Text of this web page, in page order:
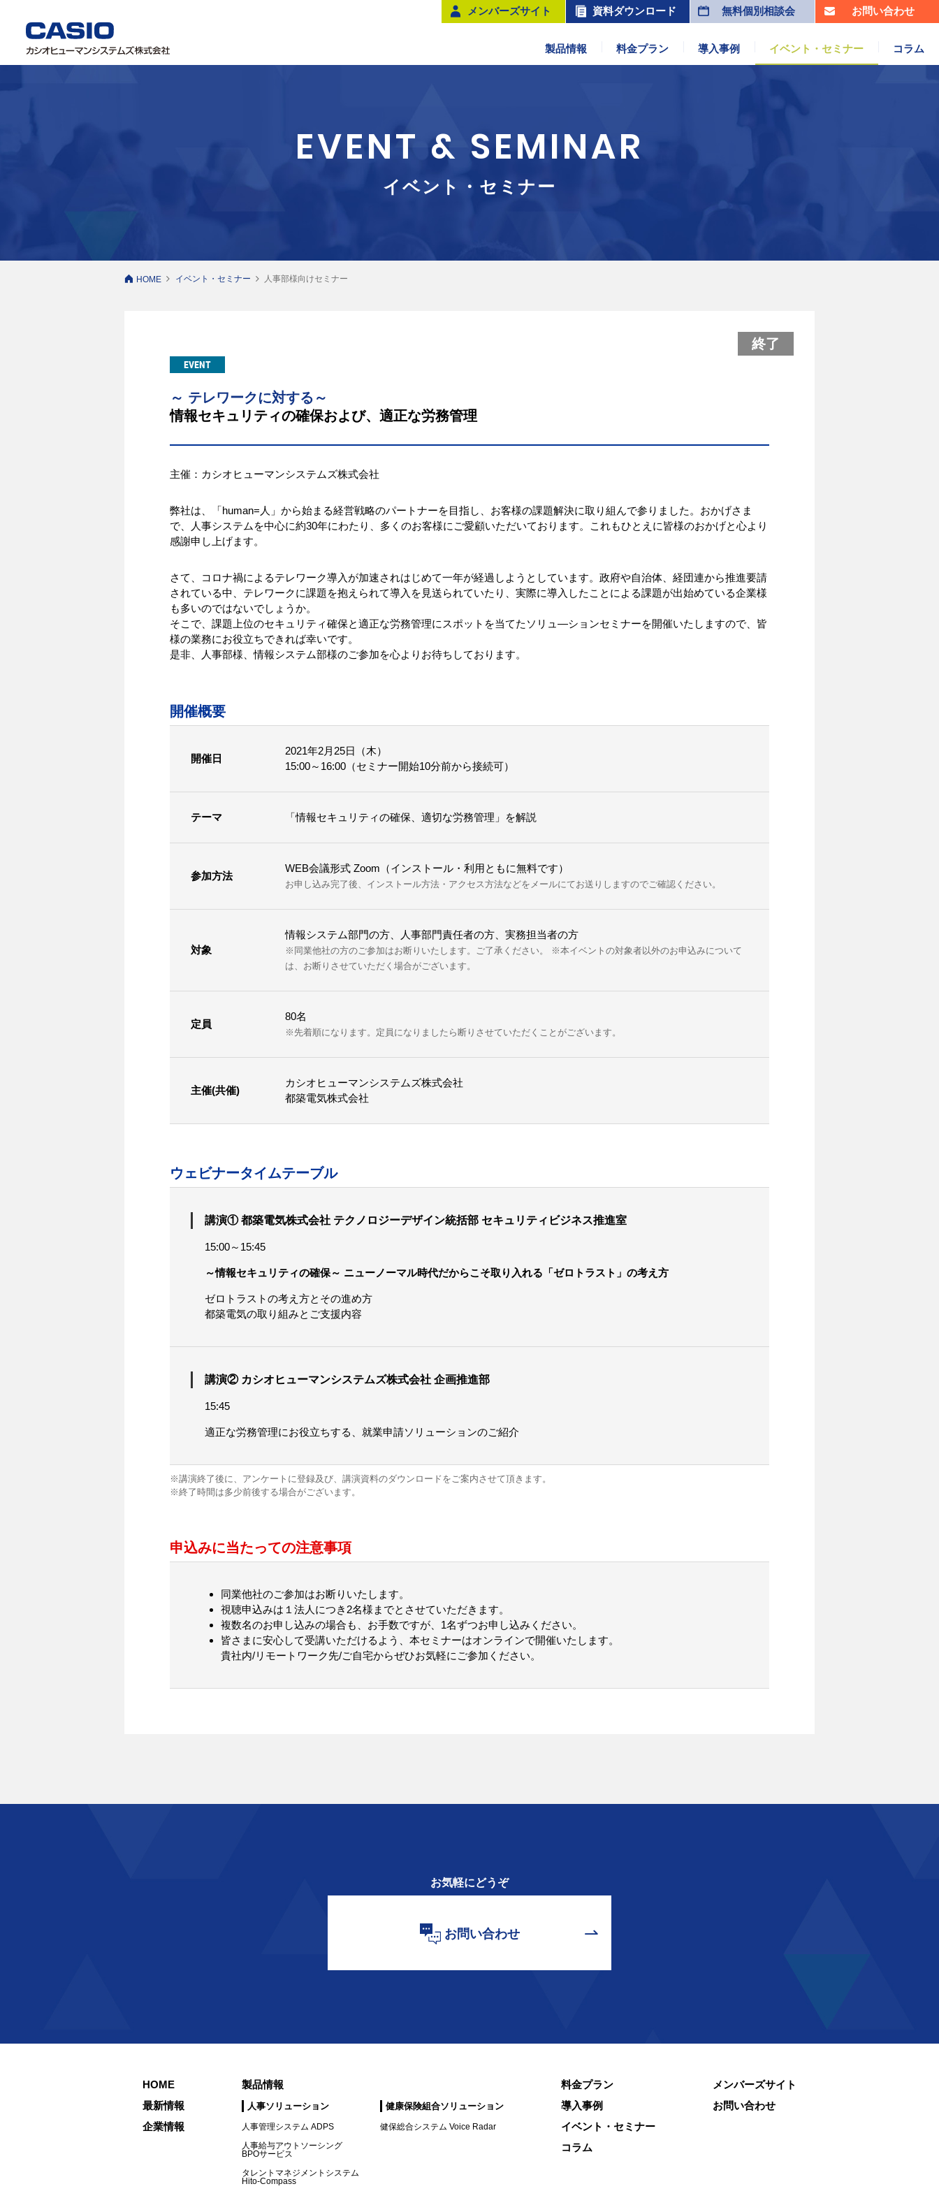
メンバーズサイト 資料ダウンロード 無料個別相談会 お問い合わせ
製品情報 料金プラン 導入事例 イベント・セミナー コラム
EVENT & SEMINAR
イベント・セミナー
HOME イベント・セミナー 人事部様向けセミナー
終了
EVENT
～ テレワークに対する～
情報セキュリティの確保および、適正な労務管理
主催：カシオヒューマンシステムズ株式会社
弊社は、「human=人」から始まる経営戦略のパートナーを目指し、お客様の課題解決に取り組んで参りました。おかげさま
で、人事システムを中心に約30年にわたり、多くのお客様にご愛顧いただいております。これもひとえに皆様のおかげと心より
感謝申し上げます。
さて、コロナ禍によるテレワーク導入が加速されはじめて一年が経過しようとしています。政府や自治体、経団連から推進要請
されている中、テレワークに課題を抱えられて導入を見送られていたり、実際に導入したことによる課題が出始めている企業様
も多いのではないでしょうか。
そこで、課題上位のセキュリティ確保と適正な労務管理にスポットを当てたソリュ―ションセミナーを開催いたしますので、皆
様の業務にお役立ちできれば幸いです。
是非、人事部様、情報システム部様のご参加を心よりお待ちしております。
開催概要
開催日
2021年2月25日（木）
15:00～16:00（セミナー開始10分前から接続可）
テーマ 「情報セキュリティの確保、適切な労務管理」を解説
参加方法
WEB会議形式 Zoom（インストール・利用ともに無料です）
お申し込み完了後、インストール方法・アクセス方法などをメールにてお送りしますのでご確認ください。
対象
情報システム部門の方、人事部門責任者の方、実務担当者の方
※同業他社の方のご参加はお断りいたします。ご了承ください。
※本イベントの対象者以外のお申込みについて
は、お断りさせていただく場合がございます。
定員
80名
※先着順になります。定員になりましたら断りさせていただくことがございます。
主催(共催)
カシオヒューマンシステムズ株式会社
都築電気株式会社
ウェビナータイムテーブル
講演① 都築電気株式会社 テクノロジーデザイン統括部 セキュリティビジネス推進室
15:00～15:45
～情報セキュリティの確保～ ニューノーマル時代だからこそ取り入れる「ゼロトラスト」の考え方
ゼロトラストの考え方とその進め方
都築電気の取り組みとご支援内容
講演② カシオヒューマンシステムズ株式会社 企画推進部
15:45
適正な労務管理にお役立ちする、就業申請ソリューションのご紹介
※講演終了後に、アンケートに登録及び、講演資料のダウンロードをご案内させて頂きます。
※終了時間は多少前後する場合がございます。
申込みに当たっての注意事項
同業他社のご参加はお断りいたします。
視聴申込みは１法人につき2名様までとさせていただきます。
複数名のお申し込みの場合も、お手数ですが、1名ずつお申し込みください。
皆さまに安心して受講いただけるよう、本セミナーはオンラインで開催いたします。
貴社内/リモートワーク先/ご自宅からぜひお気軽にご参加ください。
お気軽にどうぞ
お問い合わせ
HOME
最新情報
企業情報
製品情報
人事ソリューション
人事管理システム ADPS
人事給与アウトソーシング
BPOサービス
タレントマネジメントシステム
Hito-Compass
健康保険組合ソリューション
健保総合システム Voice Radar
料金プラン
導入事例
イベント・セミナー
コラム
メンバーズサイト
お問い合わせ